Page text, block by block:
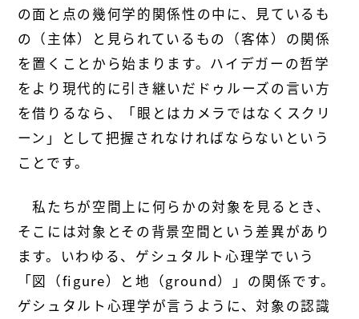
の面と点の幾何学的関係性の中に、見ているも
の（主体）と見られているもの（客体）の関係
を置くことから始まります。ハイデガーの哲学
をより現代的に引き継いだドゥルーズの言い方
を借りるなら、「眼とはカメラではなくスクリ
ーン」として把握されなければならないという
ことです。
私たちが空間上に何らかの対象を見るとき、
そこには対象とその背景空間という差異があり
ます。いわゆる、ゲシュタルト心理学でいう
「図（figure）と地（ground）」の関係です。
ゲシュタルト心理学が言うように、対象の認識